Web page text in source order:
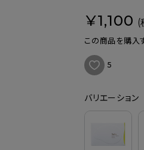
¥1,100 (
この商品を購入
5
バリエーション